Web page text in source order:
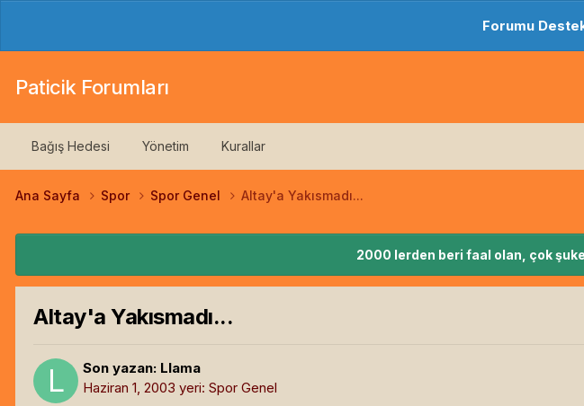
Forumu
Paticik Forumları
Bağış Hedesi Yönetim Kurallar
Ana Sayfa Spor Spor Genel Altay'a Yakısmadı...
2000 lerden beri faal olan, çok
Altay'a Yakısmadı...
Son yazan: Llama
Haziran 1, 2003 yeri: Spor Genel